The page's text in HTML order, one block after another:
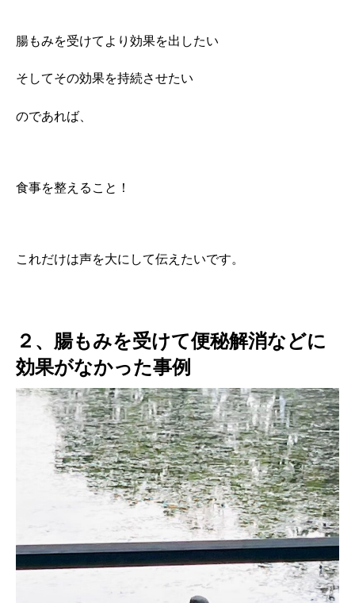
腸もみを受けてより効果を出したい
そしてその効果を持続させたい
のであれば、
食事を整えること！
これだけは声を大にして伝えたいです。
２、腸もみを受けて便秘解消などに
効果がなかった事例